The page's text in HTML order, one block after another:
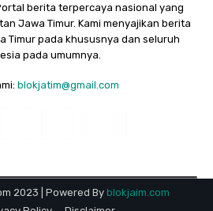
berita terpercaya nasional yang
Jawa Timur. Kami menyajikan berita
Timur pada khususnya dan seluruh
pada umumnya.
blokjatim@gmail.com
2023 | Powered By blokjaim.com